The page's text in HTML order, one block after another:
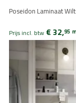
Poseidon Laminaat
Prijs incl. btw € 32,95